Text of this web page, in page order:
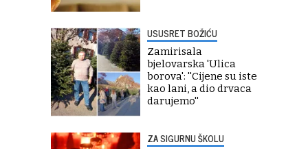
USUSRET BOŽIĆU
Zamirisala
bjelovarska 'Ulica
borova': ''Cijene su iste
kao lani, a dio drvaca
darujemo''
ZA SIGURNU ŠKOLU